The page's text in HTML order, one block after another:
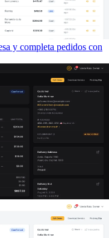
y completa pedidos con